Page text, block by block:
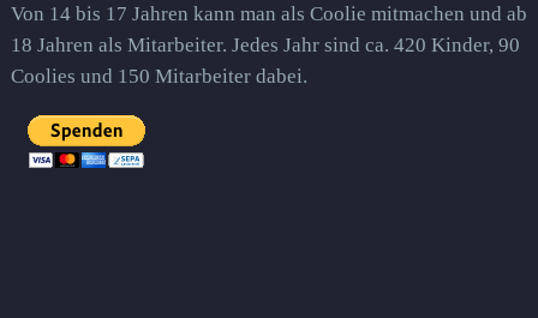
Von 14 bis 17 Jahren kann man als Coolie mitmachen und ab
18 Jahren als Mitarbeiter. Jedes Jahr sind ca. 420 Kinder, 90
Coolies und 150 Mitarbeiter dabei.